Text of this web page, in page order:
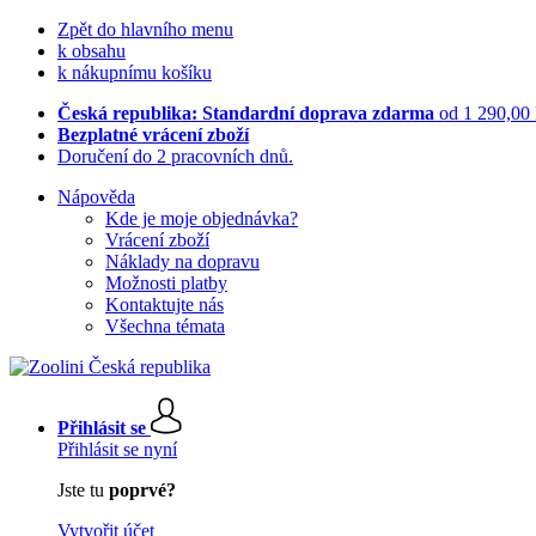
Zpět do hlavního menu
k obsahu
k nákupnímu košíku
Česká republika: Standardní doprava zdarma od 1 290,00
Bezplatné vrácení zboží
Doručení do 2 pracovních dnů.
Nápověda
Kde je moje objednávka?
Vrácení zboží
Náklady na dopravu
Možnosti platby
Kontaktujte nás
Všechna témata
Přihlásit se
Přihlásit se nyní
Jste tu poprvé?
Vytvořit účet